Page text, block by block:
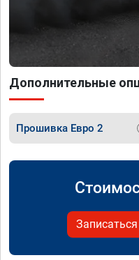
Дополнительные
Прошивка Евро 2
Записаться